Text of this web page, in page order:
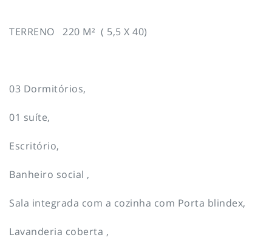
TERRENO 220 M² ( 5,5 X 40)
03 Dormitórios,
01 suíte,
Escritório,
Banheiro social ,
Sala integrada com a cozinha com Porta blindex,
Lavanderia coberta ,